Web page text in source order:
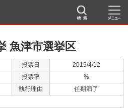
魚津市選挙区
投票日
2015/4/12
投票率
%
執行理由
任期満了